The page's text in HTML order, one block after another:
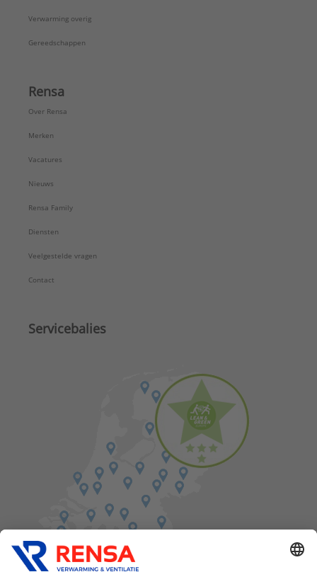
Verwarming overig
Gereedschappen
Rensa
Over Rensa
Merken
Vacatures
Nieuws
Rensa Family
Diensten
Veelgestelde vragen
Contact
Servicebalies